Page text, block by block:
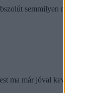
semmilyen
ma már jóval